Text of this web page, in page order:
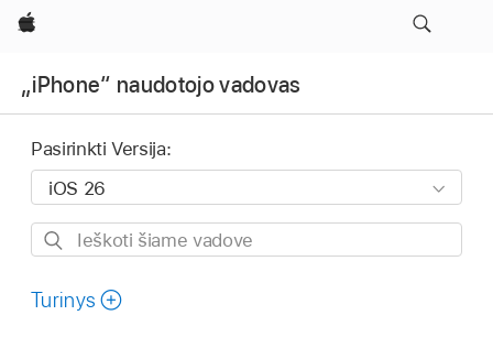
Apple
„iPhone“ naudotojo vadovas
Pasirinkti Versija:
Ieškoti
vadove
Turinys